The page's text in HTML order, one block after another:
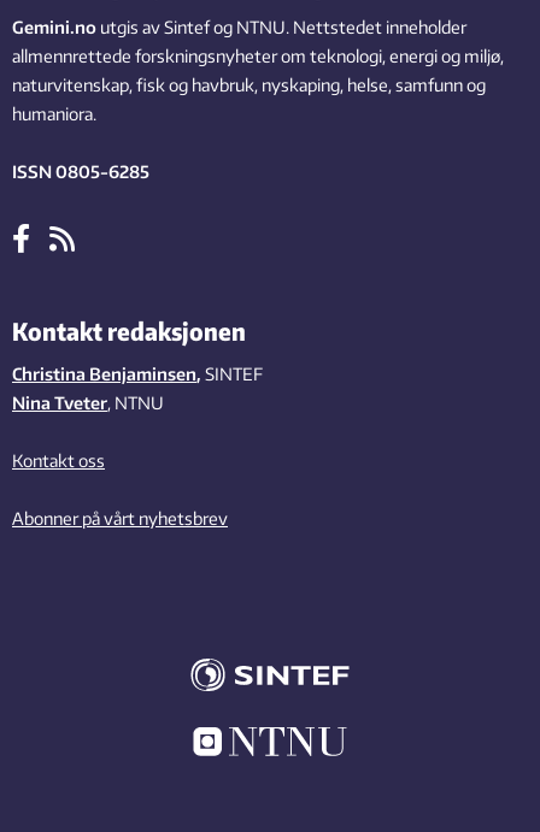
Gemini.no utgis av Sintef og NTNU. Nettstedet inneholder
allmennrettede forskningsnyheter om teknologi, energi og miljø,
naturvitenskap, fisk og havbruk, nyskaping, helse, samfunn og
humaniora.
ISSN 0805-6285
Kontakt redaksjonen
Christina Benjaminsen, SINTEF
Nina Tveter, NTNU
Kontakt oss
Abonner på vårt nyhetsbrev